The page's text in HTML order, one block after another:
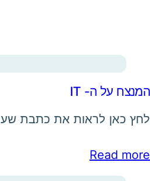
המנצח על ה- IT
לחץ כאן לראות את כתבת
Read more